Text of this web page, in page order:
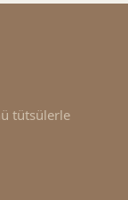
tütsülerle